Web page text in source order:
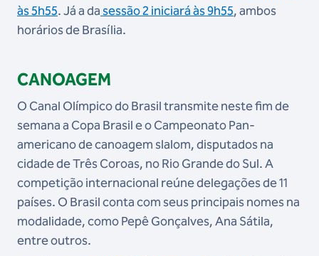
às 5h55. Já a dasessão 2 iniciará às 9h55, ambos
horários de Brasília.
CANOAGEM
O Canal Olímpico do Brasil transmite neste fim de
semana a Copa Brasil e o Campeonato Pan-
americano de canoagem slalom, disputados na
cidade de Três Coroas, no Rio Grande do Sul. A
competição internacional reúne delegações de 11
países. O Brasil conta com seus principais nomes na
modalidade, como Pepê Gonçalves, Ana Sátila,
entre outros.